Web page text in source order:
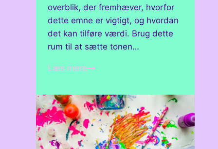
overblik, der fremhæver, hvorfor
dette emne er vigtigt, og hvordan
det kan tilføre værdi. Brug dette
rum til at sætte tonen…
Læs mereSådan
du
dine
kreative
mesterværker